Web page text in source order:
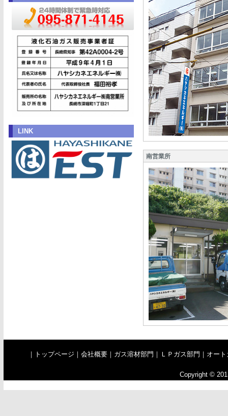
LINK
南営業所
｜ トップページ ｜ 会社概要｜ ガス溶材部門 ｜ ＬＰガス部門 ｜ オー
Copyright ©